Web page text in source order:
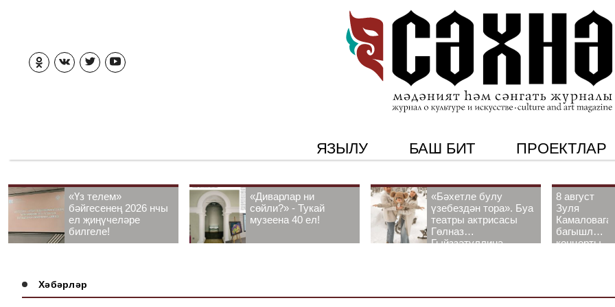
ЯЗЫЛУ БАШ БИТ ПРОЕКТЛАР
«Үз телем»
бәйгесенең 2026 нчы
ел җиңүчеләре
билгеле!
«Диварлар ни
сөйли?» - Тукай
музеена 40 ел!
«Бәхетле булу
үзебездән тора». Буа
театры актрисасы
Гөлназ
Гыйззәтуллина-
8 август
Зуля
Камаловага
багышлау
концерты
Хәбәрләр